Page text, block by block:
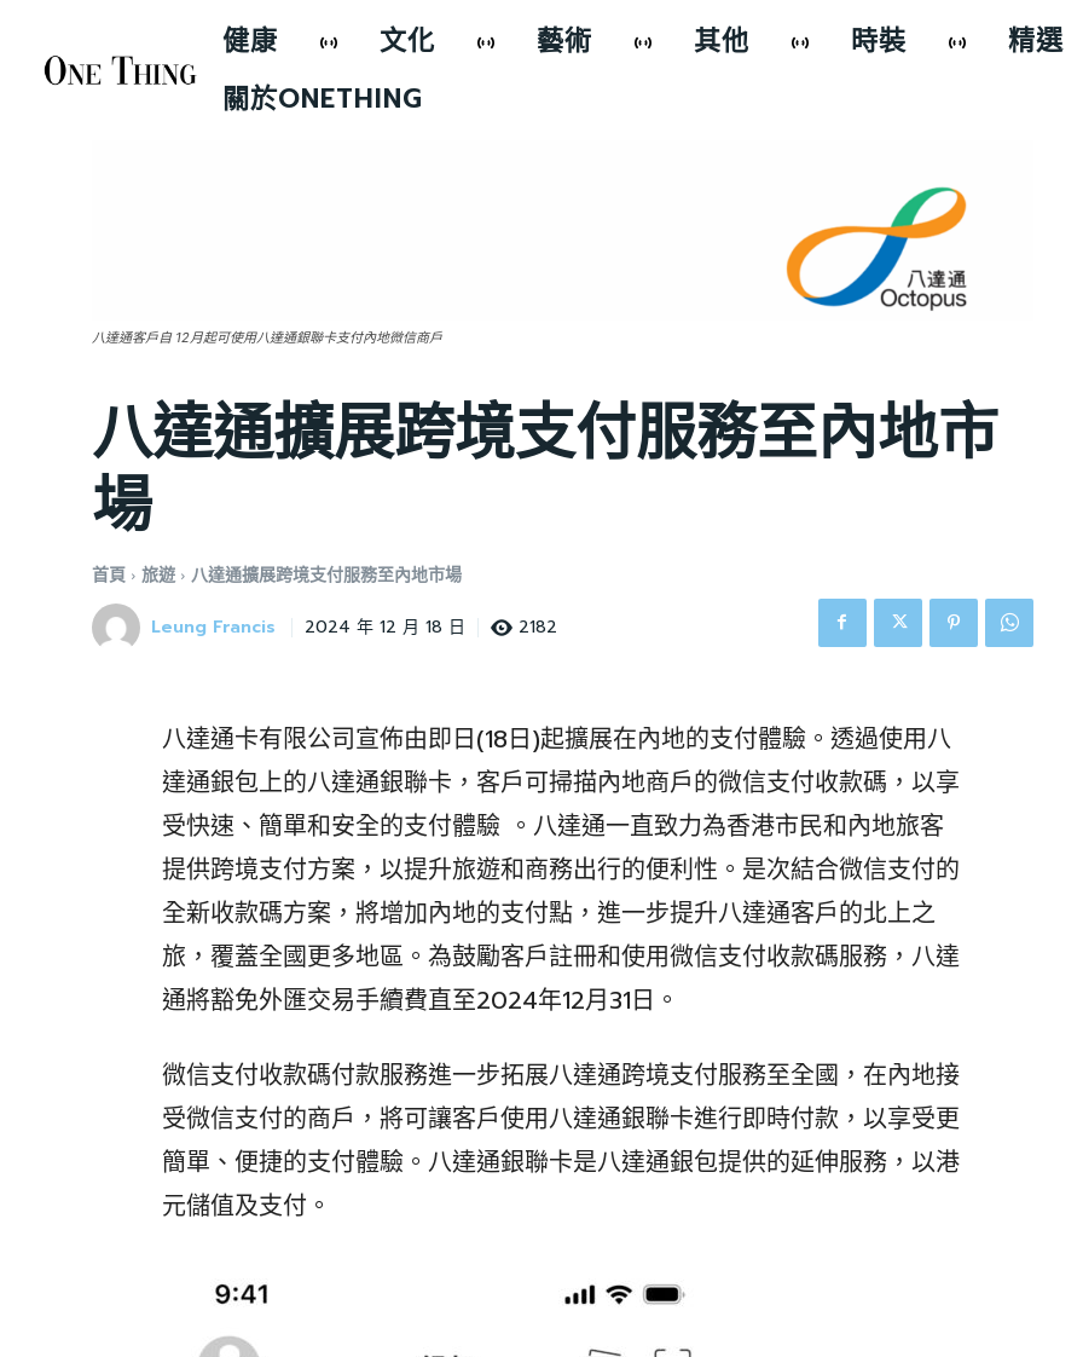
健康 文化 藝術 其他 時裝
精選
關於ONETHING
八達通客戶自 12月起可使用八達通銀聯卡支付內地微信商戶
八達通擴展跨境支付服務至內地市
場
首頁 旅遊 八達通擴展跨境支付服務至內地市場
Leung Francis 2024 年 12 月 18 日 2182
八達通卡有限公司宣佈由即日(18日)起擴展在內地的支付體驗。透過使用八
達通銀包上的八達通銀聯卡，客戶可掃描內地商戶的微信支付收款碼，以享
受快速、簡單和安全的支付體驗 。八達通一直致力為香港市民和內地旅客
提供跨境支付方案，以提升旅遊和商務出行的便利性。是次結合微信支付的
全新收款碼方案，將增加內地的支付點，進一步提升八達通客戶的北上之
旅，覆蓋全國更多地區。為鼓勵客戶註冊和使用微信支付收款碼服務，八達
通將豁免外匯交易手續費直至2024年12月31日。
微信支付收款碼付款服務進一步拓展八達通跨境支付服務至全國，在內地接
受微信支付的商戶，將可讓客戶使用八達通銀聯卡進行即時付款，以享受更
簡單、便捷的支付體驗。八達通銀聯卡是八達通銀包提供的延伸服務，以港
元儲值及支付。